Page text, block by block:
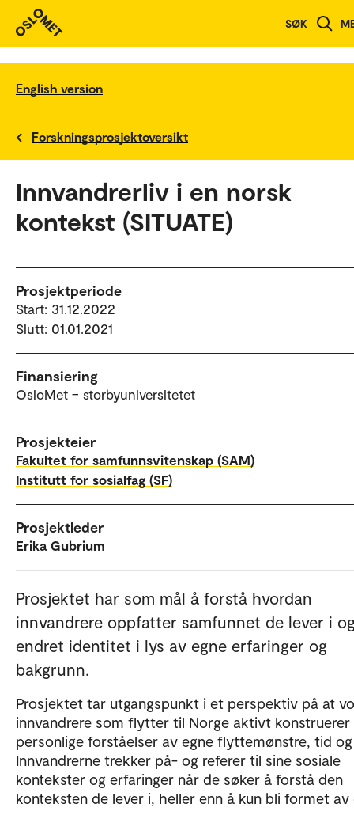
SØK
English version
Forskningsprosjektoversikt
Innvandrerliv i en norsk
kontekst (SITUATE)
Prosjektperiode
Start: 31.12.2022
Slutt: 01.01.2021
Finansiering
OsloMet – storbyuniversitetet
Prosjekteier
Fakultet for samfunnsvitenskap (SAM)
Institutt for sosialfag (SF)
Prosjektleder
Erika Gubrium
Prosjektet har som mål å forstå hvordan
innvandrere oppfatter samfunnet de lever i
endret identitet i lys av egne erfaringer og
bakgrunn.
Prosjektet tar utgangspunkt i et perspektiv på at
innvandrere som flytter til Norge aktivt konstruerer
personlige forståelser av egne flyttemønstre, tid
Innvandrerne trekker på- og referer til sine sosiale
kontekster og erfaringer når de søker å forstå den
konteksten de lever i, heller enn å kun bli formet av